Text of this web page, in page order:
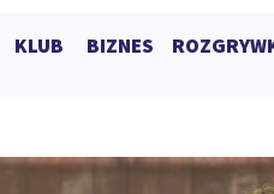
KLUB BIZNES